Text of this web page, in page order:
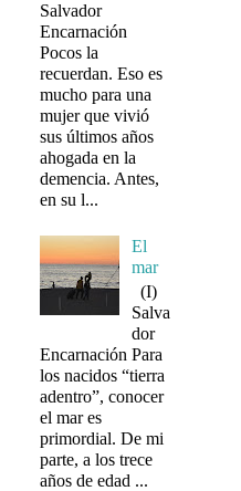
Salvador
Encarnación
Pocos la
recuerdan. Eso es
mucho para una
mujer que vivió
sus últimos años
ahogada en la
demencia. Antes,
en su l...
El
mar
(I)
Salva
dor
Encarnación Para
los nacidos “tierra
adentro”, conocer
el mar es
primordial. De mi
parte, a los trece
años de edad ...